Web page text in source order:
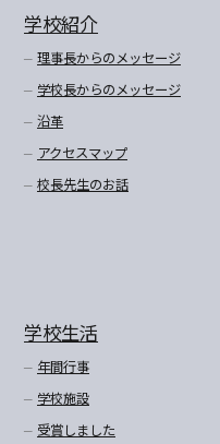
学校紹介
理事長からのメッセージ
学校長からのメッセージ
沿革
アクセスマップ
校長先生のお話
学校生活
年間行事
学校施設
受賞しました